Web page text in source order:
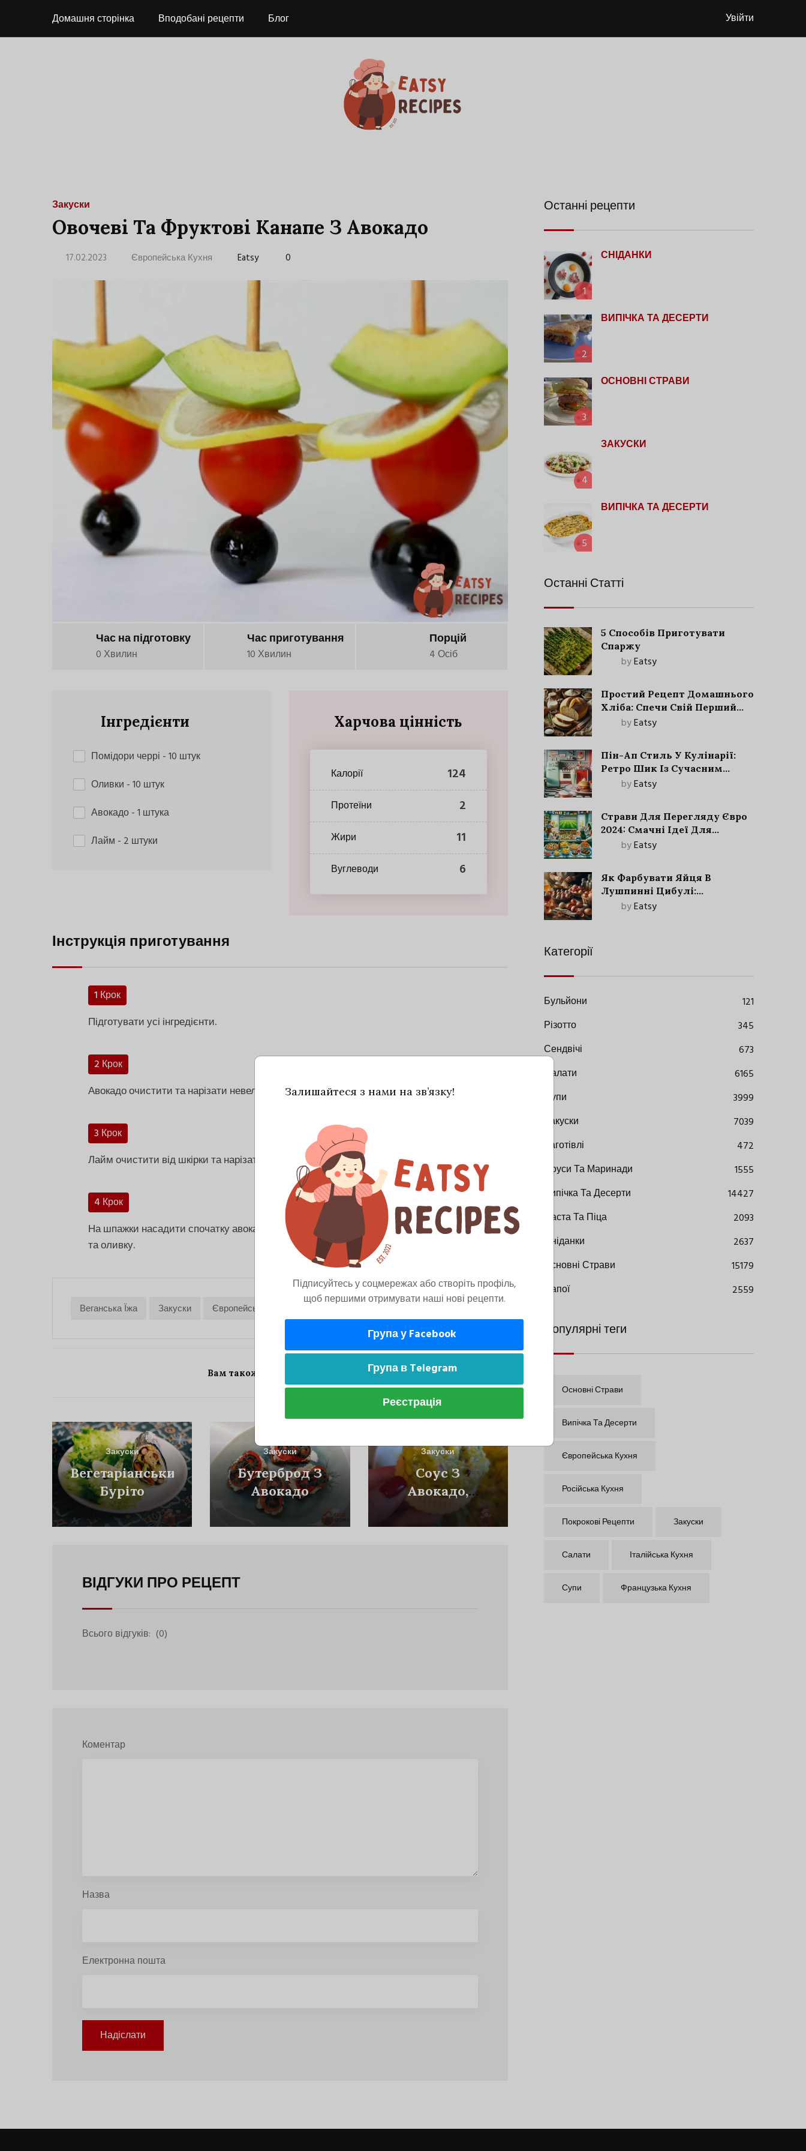
Домашня сторінка Вподобані рецепти Блог Увійти
Закуски
Овочеві Та Фруктові Канапе З Авокадо
17.02.2023 Європейська Кухня Eatsy 0
Час на підготовку
0 Хвилин
Час приготування
10 Хвилин
Порцій
4 Осіб
Інгредієнти
Помідори черрі - 10 штук
Оливки - 10 штук
Авокадо- 1 штука
Лайм - 2 штуки
Харчова цінність
Калорії 124
Протеїни 2
Жири 11
Вуглеводи 6
Інструкція приготування
1 Крок
Підготувати усі інгредієнти.
2 Крок
Авокадо очистити та нарізати невеликими кубиками або пластинками.
3 Крок
Лайм очистити від шкірки та нарізати тонкими кільцями.
4 Крок
На шпажки насадити спочатку авокадо, потім часточку лайма, потім помідор черрі
та оливку.
Веганська Їжа Закуски Європейська Кухня
Вам також може сподобатися
Закуски
Вегетаріанський
Буріто
Закуски
Бутерброд З
Авокадо
Закуски
Соус З
Авокадо,
Помідора Та
Цибулі
ВІДГУКИ ПРО РЕЦЕПТ
Всього відгуків: (0)
Коментар
Назва
Електронна пошта
Надіслати
Останні рецепти
1
СНІДАНКИ
2
ВИПІЧКА ТА ДЕСЕРТИ
3
ОСНОВНІ СТРАВИ
4
ЗАКУСКИ
5
ВИПІЧКА ТА ДЕСЕРТИ
Останні Статті
5 Способів Приготувати
Спаржу
byEatsy
Простий Рецепт Домашнього
Хліба: Спечи Свій Перший
Запашний Хліб!
byEatsy
Пін-Ап Стиль У Кулінарії:
Ретро Шик Із Сучасним
Акцентом
byEatsy
Страви Для Перегляду Євро
2024: Смачні Ідеї Для
Футбольного Свята
byEatsy
Як Фарбувати Яйця В
Лушпинні Цибулі:
Старовинний Метод З
byEatsy
Категорії
Бульйони
121
Різотто
345
Сендвічі
673
Салати
6165
Супи
3999
Закуски
7039
Заготівлі
472
Соуси Та Маринади
1555
Випічка Та Десерти
14427
Паста Та Піца
2093
Сніданки
2637
Основні Страви
15179
Напої
2559
Популярні теги
Основні Страви
Випічка Та Десерти
Європейська Кухня
Російська Кухня
Покрокові Рецепти Закуски
Салати Італійська Кухня
Супи Французька Кухня
Залишайтеся з нами на зв’язку!
Підписуйтесь у соцмережах або створіть профіль,
щоб першими отримувати наші нові рецепти.
Група у Facebook
Група в Telegram
Реєстрація